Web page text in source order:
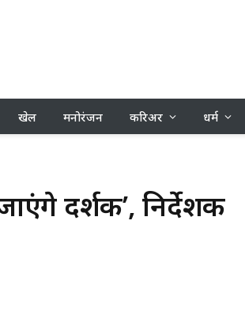
खेल मनोरंजन करिअर धर्म
दर्शक’, निर्देशक